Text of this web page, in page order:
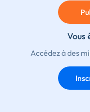
Vous
Accédez à des